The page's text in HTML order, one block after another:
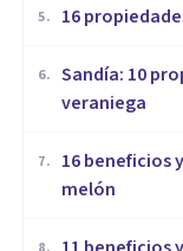
5. 16
6. Sandía: 10
veraniega
7.
16 beneficios
melón